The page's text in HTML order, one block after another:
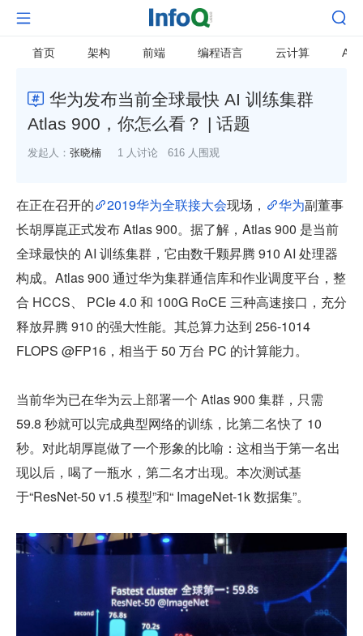
 
首页 架构 前端 编程语言 云计算 AI
 华为发布当前全球最快 AI 训练集群
Atlas 900，你怎么看？ | 话题
发起人： 张晓楠 1 人讨论 616 人围观
在正在召开的 2019华为全联接大会现场， 华为副董事
长胡厚崑正式发布 Atlas 900。据了解，Atlas 900 是当前
全球最快的 AI 训练集群，它由数千颗昇腾 910 AI 处理器
构成。Atlas 900 通过华为集群通信库和作业调度平台，整
合 HCCS、 PCIe 4.0 和 100G RoCE 三种高速接口，充分
释放昇腾 910 的强大性能。其总算力达到 256-1014
FLOPS @FP16，相当于 50 万台 PC 的计算能力。
当前华为已在华为云上部署一个 Atlas 900 集群，只需
59.8 秒就可以完成典型网络的训练，比第二名快了 10
秒。对此胡厚崑做了一个形象的比喻：这相当于第一名出
现以后，喝了一瓶水，第二名才出现。本次测试基
于“ResNet-50 v1.5 模型”和“ ImageNet-1k 数据集”。